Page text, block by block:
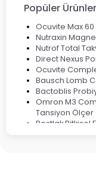
Popüler Ürünler
Ocuvite Max 60
Nutraxin
Nutrof Total
Direct Nexus
Ocuvite
Bausch Lomb
Bactoblis
Omron M3
Tansiyon Ölçer
Bestlak Bitkisel